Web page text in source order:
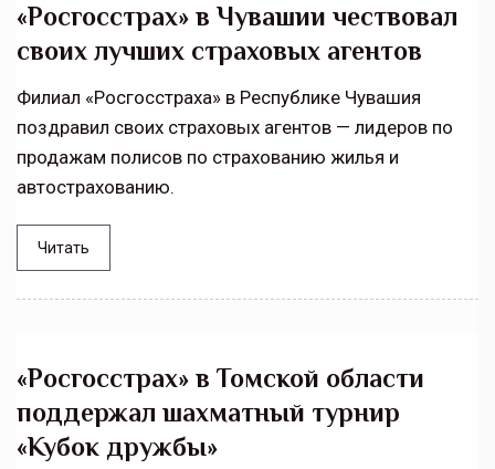
«Росгосстрах» в Чувашии чествовал
своих лучших страховых агентов
Филиал «Росгосстраха» в Республике Чувашия
поздравил своих страховых агентов — лидеров по
продажам полисов по страхованию жилья и
автострахованию.
Читать
«Росгосстрах» в Томской области
поддержал шахматный турнир
«Кубок дружбы»